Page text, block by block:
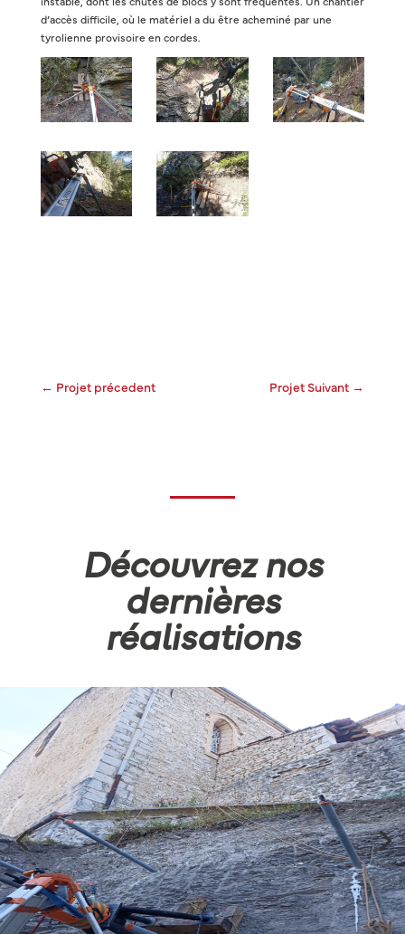
d’accès difficile, où le matériel a du être acheminé par une
tyrolienne provisoire en cordes.
← Projet précedent Projet Suivant →
Découvrez nos
dernières
réalisations